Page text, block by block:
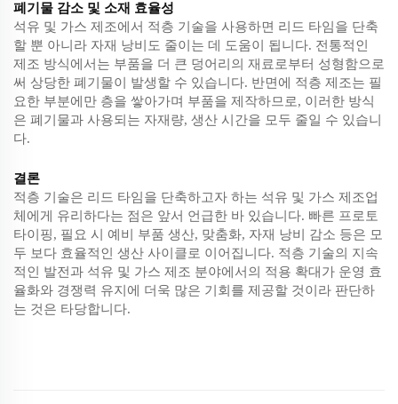
폐기물 감소 및 소재 효율성
석유 및 가스 제조에서 적층 기술을 사용하면 리드 타임을 단축
할 뿐 아니라 자재 낭비도 줄이는 데 도움이 됩니다. 전통적인
제조 방식에서는 부품을 더 큰 덩어리의 재료로부터 성형함으로
써 상당한 폐기물이 발생할 수 있습니다. 반면에 적층 제조는 필
요한 부분에만 층을 쌓아가며 부품을 제작하므로, 이러한 방식
은 폐기물과 사용되는 자재량, 생산 시간을 모두 줄일 수 있습니
다.
결론
적층 기술은 리드 타임을 단축하고자 하는 석유 및 가스 제조업
체에게 유리하다는 점은 앞서 언급한 바 있습니다. 빠른 프로토
타이핑, 필요 시 예비 부품 생산, 맞춤화, 자재 낭비 감소 등은 모
두 보다 효율적인 생산 사이클로 이어집니다. 적층 기술의 지속
적인 발전과 석유 및 가스 제조 분야에서의 적용 확대가 운영 효
율화와 경쟁력 유지에 더욱 많은 기회를 제공할 것이라 판단하
는 것은 타당합니다.